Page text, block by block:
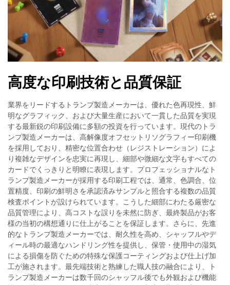
高度な印刷技術と品質保証
業界をリードするトランプ製造メーカーは、優れた色再現性、鮮
明なグラフィック、および大量生産において一貫した品質を実現
する最新鋭の印刷設備に多額の投資を行っています。現代のトラ
ンプ製造メーカーは、高解像度オフセットリソグラフィー印刷機
を採用しており、精密な位置合わせ（レジストレーション）によ
り複雑なデザインを忠実に再現し、細部や微細な文字もすべての
カードでくっきりと明瞭に表現します。プロフェッショナルなト
ランプ製造メーカーが採用する印刷工程では、通常、色調合、位
置精度、印刷の鮮明さを承認済みサンプルと照合する複数の品質
検査ポイントが設けられています。こうした細部にわたる厳密な
品質管理により、高コストな誤りを未然に防ぎ、最終製品がお客
様の当初の構想通りに仕上がることを保証します。さらに、先進
的なトランプ製造メーカーでは、耐久性を高め、シャッフルやデ
ィール時の最適なハンドリング性を提供し、保管・使用中の湿気
による損傷を防ぐための特殊な保護コーティングおよび仕上げ加
工が施されます。最先端技術と熟練した職人技の融合により、ト
ランプ製造メーカーは数千回のシャッフル後でも外観および機能